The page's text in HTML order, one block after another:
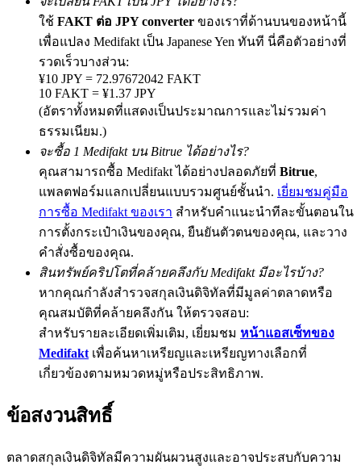
Precious Metals Trading Carnival
Trade Gold & Silver · 33,333 USDT Bonus
USDT New User Exclusive 10% APR
USDT Flexible Staking | Daily Rewards
New Listing Futures Fest
Trade New Futures, Win 200,000 USDT
Crypto World Cup 2026: Grand Finale
ใช้ FAKT ต่อ JPY converter ของเราที่ด้านบนของหน้านี้
เพื่อแปลง Medifakt เป็น Japanese Yen ทันที นี่คือตัวอย่างที่
รวดเร็วบางส่วน:
¥10 JPY = 72.97672042 FAKT
10 FAKT = ¥1.37 JPY
(อัตราทั้งหมดที่แสดงเป็นประมาณการและไม่รวมค่า
ธรรมเนียม.)
จะซื้อ 1 Medifakt บน Bitrue ได้อย่างไร?
คุณสามารถซื้อ Medifakt ได้อย่างปลอดภัยที่ Bitrue,
แพลตฟอร์มแลกเปลี่ยนแบบรวมศูนย์ชั้นนำ. เยี่ยมชมคู่มือ
การซื้อ Medifakt ของเรา สำหรับคำแนะนำทีละขั้นตอนใน
การตั้งกระเป๋าเงินของคุณ, ยืนยันตัวตนของคุณ, และวาง
คำสั่งซื้อของคุณ.
สินทรัพย์คริปโตที่คล้ายคลึงกับ Medifakt มีอะไรบ้าง?
หากคุณกำลังสำรวจสกุลเงินดิจิทัลที่มีมูลค่าตลาดหรือ
คุณสมบัติที่คล้ายคลึงกัน ให้ตรวจสอบ:
สำหรับรายละเอียดเพิ่มเติม, เยี่ยมชม หน้าแอสเซ็ทของ
Medifakt เพื่อค้นหาเหรียญและเหรียญทางเลือกที่
เกี่ยวข้องตามหมวดหมู่หรือประสิทธิภาพ.
ข้อสงวนสิทธิ์
ตลาดสกุลเงินดิจิทัลมีความผันผวนสูงและอาจประสบกับความ